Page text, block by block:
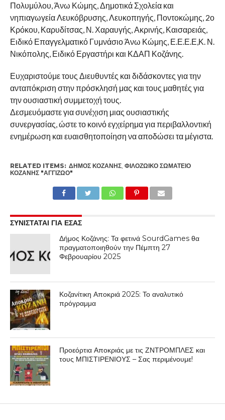
Πολυμύλου, Άνω Κώμης, Δημοτικά Σχολεία και
νηπιαγωγεία Λευκόβρυσης, Λευκοπηγής, Ποντοκώμης, 2ο
Κρόκου, Καρυδίτσας, Ν. Χαραυγής, Ακρινής, Καισαρειάς,
Ειδικό Επαγγελματικό Γυμνάσιο Άνω Κώμης, Ε.Ε.Ε.Ε,Κ. Ν.
Νικόπολης, Ειδικό Εργαστήρι και ΚΔΑΠ Κοζάνης.
Ευχαριστούμε τους Διευθυντές και διδάσκοντες για την
ανταπόκριση στην πρόσκλησή μας και τους μαθητές για
την ουσιαστική συμμετοχή τους.
Δεσμευόμαστε για συνέχιση μιας ουσιαστικής
συνεργασίας, ώστε το κοινό εγχείρημα για περιβαλλοντική
ενημέρωση και ευαισθητοποίηση να αποδώσει τα μέγιστα.
RELATED ITEMS: ΔΉΜΟΣ ΚΟΖΆΝΗΣ, ΦΙΛΟΖΩΙΚΌ ΣΩΜΑΤΕΊΟ
ΚΟΖΆΝΗΣ "ΑΓΓΊΖΩΟ"
ΣΥΝΙΣΤΑΤΑΙ ΓΙΑ ΕΣΑΣ
Δήμος Κοζάνης: Τα φετινά SourdGames θα
πραγματοποιηθούν την Πέμπτη 27
Φεβρουαρίου 2025
Κοζανίτικη Αποκριά 2025: Το αναλυτικό
πρόγραμμα
Προεόρτια Αποκριάς με τις ΖΝΤΡΟΜΠΛΕΣ και
τους ΜΠΙΣΤΙΡΕΝΙΟΥΣ – Σας περιμένουμε!